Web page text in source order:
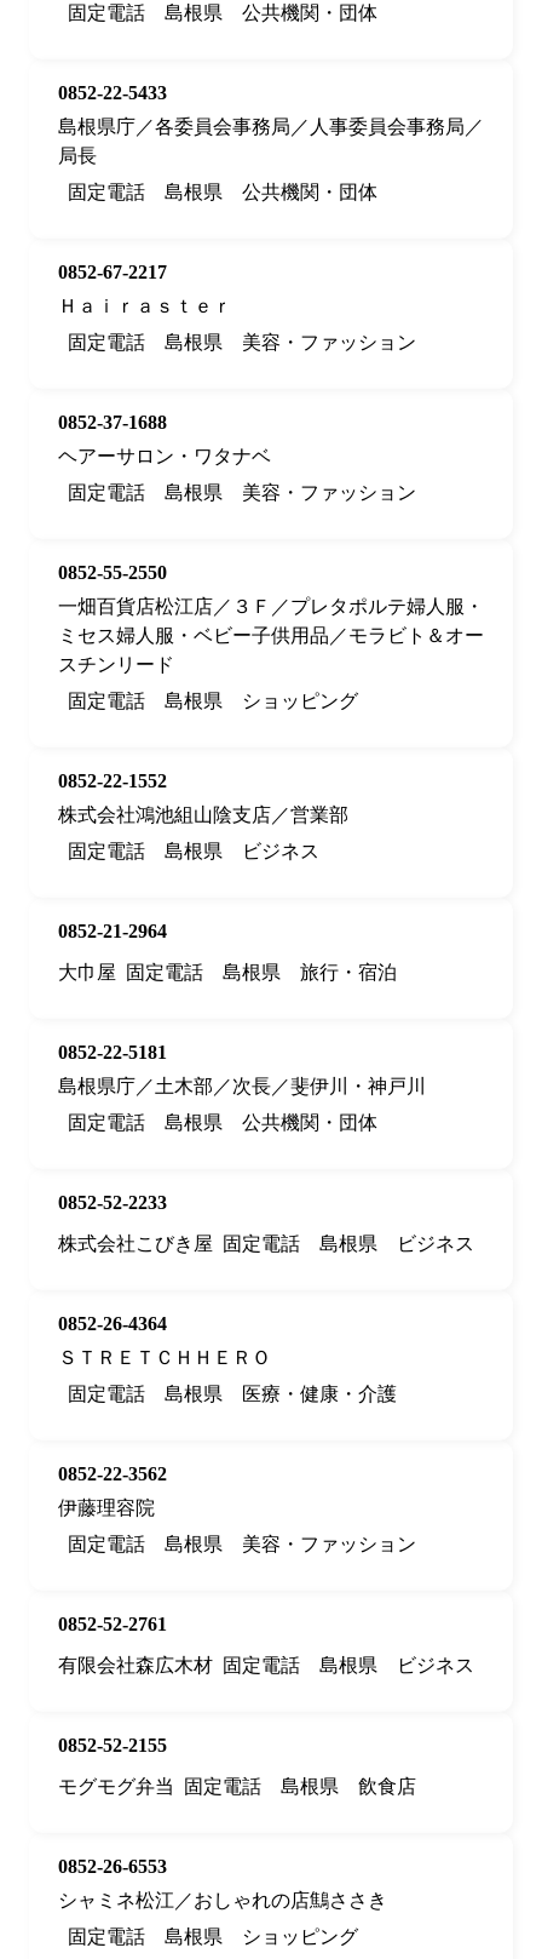
固定電話
島根県 公共機関・団体
0852-22-5433
島根県庁／各委員会事務局／人事委員会事務局／
局長
固定電話
島根県 公共機関・団体
0852-67-2217
Ｈａｉｒａｓｔｅｒ
固定電話
島根県 美容・ファッション
0852-37-1688
ヘアーサロン・ワタナベ
固定電話
島根県 美容・ファッション
0852-55-2550
一畑百貨店松江店／３Ｆ／プレタポルテ婦人服・
ミセス婦人服・ベビー子供用品／モラビト＆オー
スチンリード
固定電話
島根県 ショッピング
0852-22-1552
株式会社鴻池組山陰支店／営業部
固定電話
島根県 ビジネス
0852-21-2964
大巾屋
固定電話 島根県 旅行・宿泊
0852-22-5181
島根県庁／土木部／次長／斐伊川・神戸川
固定電話
島根県 公共機関・団体
0852-52-2233
株式会社こびき屋
固定電話 島根県 ビジネス
0852-26-4364
ＳＴＲＥＴＣＨＨＥＲＯ
固定電話
島根県 医療・健康・介護
0852-22-3562
伊藤理容院
固定電話
島根県 美容・ファッション
0852-52-2761
有限会社森広木材 固定電話 島根県 ビジネス
0852-52-2155
モグモグ弁当
固定電話 島根県 飲食店
0852-26-6553
シャミネ松江／おしゃれの店鷦ささき
固定電話
島根県 ショッピング